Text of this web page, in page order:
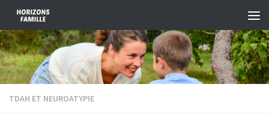
Skip to content
TDAH ET NEUROATYPIE